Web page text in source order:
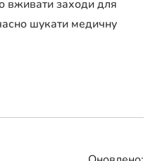
вживати заходи для
шукати медичну